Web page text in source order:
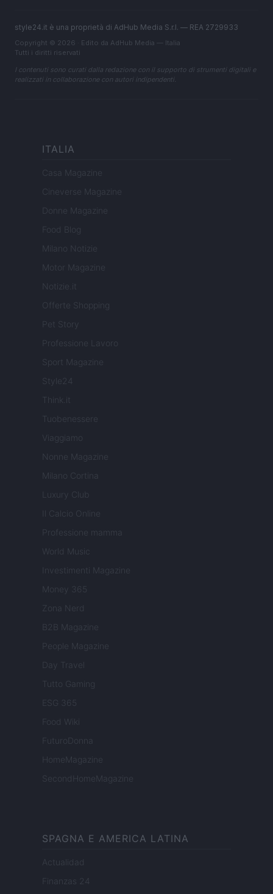
style24.it è una proprietà di AdHub Media S.r.l. — REA 2729933
Copyright © 2026 · Edito da AdHub Media — Italia
Tutti i diritti riservati
I contenuti sono curati dalla redazione con il supporto di strumenti digitali e
realizzati in collaborazione con autori indipendenti.
ITALIA
Casa Magazine
Cineverse Magazine
Donne Magazine
Food Blog
Milano Notizie
Motor Magazine
Notizie.it
Offerte Shopping
Pet Story
Professione Lavoro
Sport Magazine
Style24
Think.it
Tuobenessere
Viaggiamo
Nonne Magazine
Milano Cortina
Luxury Club
Il Calcio Online
Professione mamma
World Music
Investimenti Magazine
Money 365
Zona Nerd
B2B Magazine
People Magazine
Day Travel
Tutto Gaming
ESG 365
Food Wiki
FuturoDonna
HomeMagazine
SecondHomeMagazine
SPAGNA E AMERICA LATINA
Actualidad
Finanzas 24